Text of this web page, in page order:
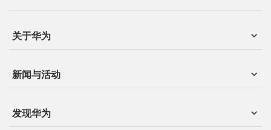
关于华为
新闻与活动
发现华为